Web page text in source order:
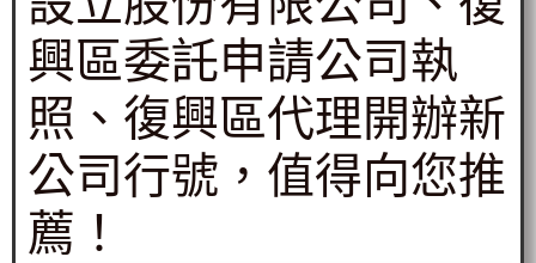
興區委託申請公司執
照、復興區代理開辦新
公司行號，值得向您推
薦！